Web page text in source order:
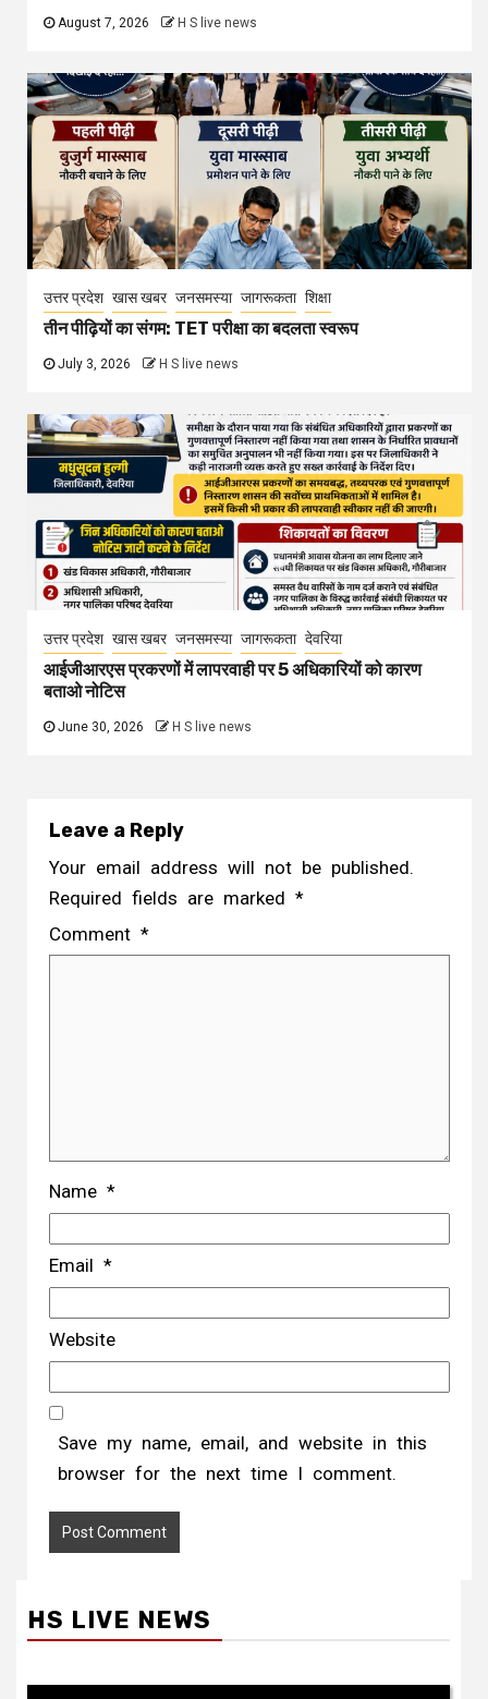
August 7, 2026 H S live news
उत्तर प्रदेश खास खबर जनसमस्या जागरूकता शिक्षा
तीन पीढ़ियों का संगम: TET परीक्षा का बदलता स्वरूप
July 3, 2026 H S live news
उत्तर प्रदेश खास खबर जनसमस्या जागरूकता देवरिया
आईजीआरएस प्रकरणों में लापरवाही पर 5 अधिकारियों को कारण
बताओ नोटिस
June 30, 2026 H S live news
Leave a Reply
Your email address will not be published.
Required fields are marked *
Comment *
Name *
Email *
Website
Save my name, email, and website in this
browser for the next time I comment.
HS LIVE NEWS